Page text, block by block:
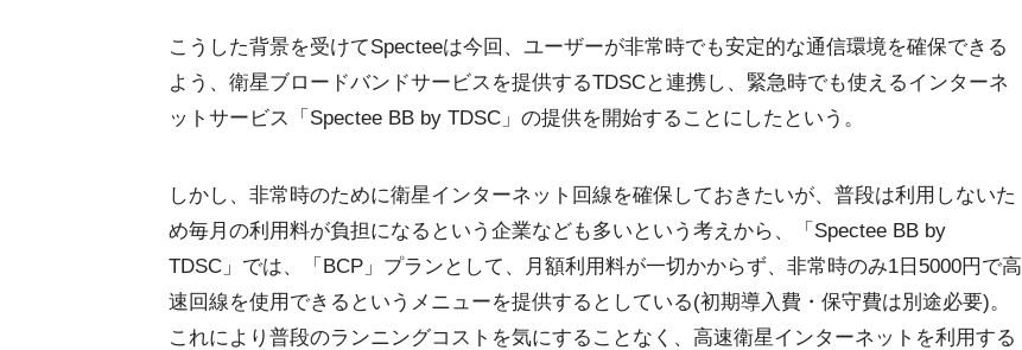
こうした背景を受けてSpecteeは今回、ユーザーが非常時でも安定的な通信環境を確保できる
よう、衛星ブロードバンドサービスを提供するTDSCと連携し、緊急時でも使えるインターネ
ットサービス「Spectee BB by TDSC」の提供を開始することにしたという。
しかし、非常時のために衛星インターネット回線を確保しておきたいが、普段は利用しないた
め毎月の利用料が負担になるという企業なども多いという考えから、「Spectee BB by
TDSC」では、「BCP」プランとして、月額利用料が一切かからず、非常時のみ1日5000円で高
速回線を使用できるというメニューを提供するとしている(初期導入費・保守費は別途必要)。
これにより普段のランニングコストを気にすることなく、高速衛星インターネットを利用する